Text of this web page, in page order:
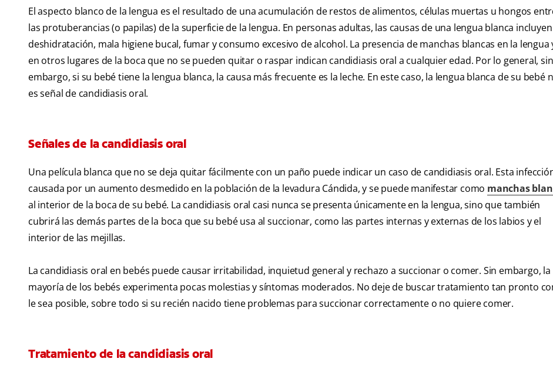
El aspecto blanco de la lengua es el resultado de una acumulación de restos de alimentos, células muertas u hongos
las protuberancias (o papilas) de la superficie de la lengua. En personas adultas, las causas de una lengua blanca incluyen
deshidratación, mala higiene bucal, fumar y consumo excesivo de alcohol. La presencia de manchas blancas en la lengua
en otros lugares de la boca que no se pueden quitar o raspar indican candidiasis oral a cualquier edad. Por lo general, sin
embargo, si su bebé tiene la lengua blanca, la causa más frecuente es la leche. En este caso, la lengua blanca de su bebé
es señal de candidiasis oral.
Señales de la candidiasis oral
Una película blanca que no se deja quitar fácilmente con un paño puede indicar un caso de candidiasis oral. Esta
causada por un aumento desmedido en la población de la levadura Cándida, y se puede manifestar como manchas
al interior de la boca de su bebé. La candidiasis oral casi nunca se presenta únicamente en la lengua, sino que también
cubrirá las demás partes de la boca que su bebé usa al succionar, como las partes internas y externas de los labios y el
interior de las mejillas.
La candidiasis oral en bebés puede causar irritabilidad, inquietud general y rechazo a succionar o comer. Sin embargo, la
mayoría de los bebés experimenta pocas molestias y síntomas moderados. No deje de buscar tratamiento tan pronto
le sea posible, sobre todo si su recién nacido tiene problemas para succionar correctamente o no quiere comer.
Tratamiento de la candidiasis oral